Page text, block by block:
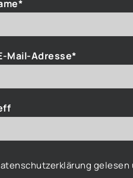
Mail-Adresse*
gelesen